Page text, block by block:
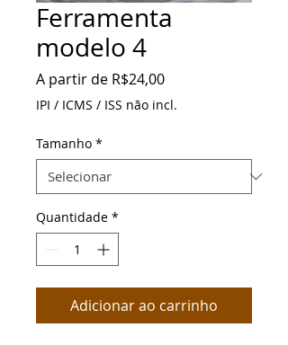
Ferramenta
modelo 4
A partir de R$24,00Preço
promocional
IPI / ICMS / ISS não incl.
Tamanho *
Quantidade *
Adicionar ao carrinho